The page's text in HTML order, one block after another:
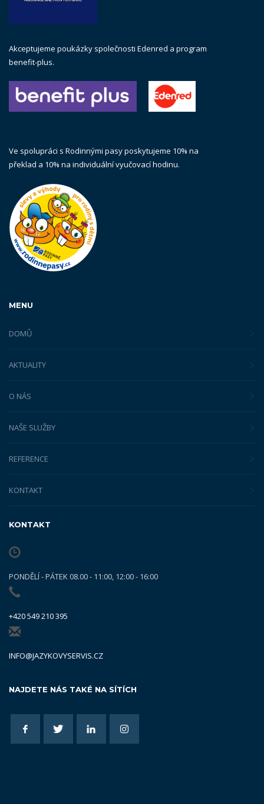
Akceptujeme poukázky společnosti Edenred a program
benefit-plus.
Ve spolupráci s Rodinnými pasy poskytujeme 10% na
překlad a 10% na individuální vyučovací hodinu.
MENU
DOMŮ
AKTUALITY
O NÁS
NAŠE SLUŽBY
REFERENCE
KONTAKT
KONTAKT
PONDĚLÍ - PÁTEK 08.00 - 11:00, 12:00 - 16:00
+420 549 210 395
INFO@JAZYKOVYSERVIS.CZ
NAJDETE NÁS TAKÉ NA SÍTÍCH